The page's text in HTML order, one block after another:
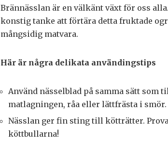
Brännässlan är en välkänt växt för oss
konstig tanke att förtära detta fruktade
mångsidig matvara.
Här är några delikata användingstips
Använd nässelblad på samma sätt som
matlagningen, råa eller lättfrästa i smör.
Nässlan ger fin sting till kötträtter.
köttbullarna!